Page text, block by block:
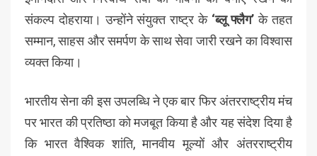
संकल्प दोहराया। उन्होंने संयुक्त राष्ट्र के ‘ब्लू फ्लैग’ के तहत
सम्मान, साहस और समर्पण के साथ सेवा जारी रखने का विश्वास
व्यक्त किया।
भारतीय सेना की इस उपलब्धि ने एक बार फिर अंतरराष्ट्रीय मंच
पर भारत की प्रतिष्ठा को मजबूत किया है और यह संदेश दिया है
कि भारत वैश्विक शांति, मानवीय मूल्यों और अंतरराष्ट्रीय